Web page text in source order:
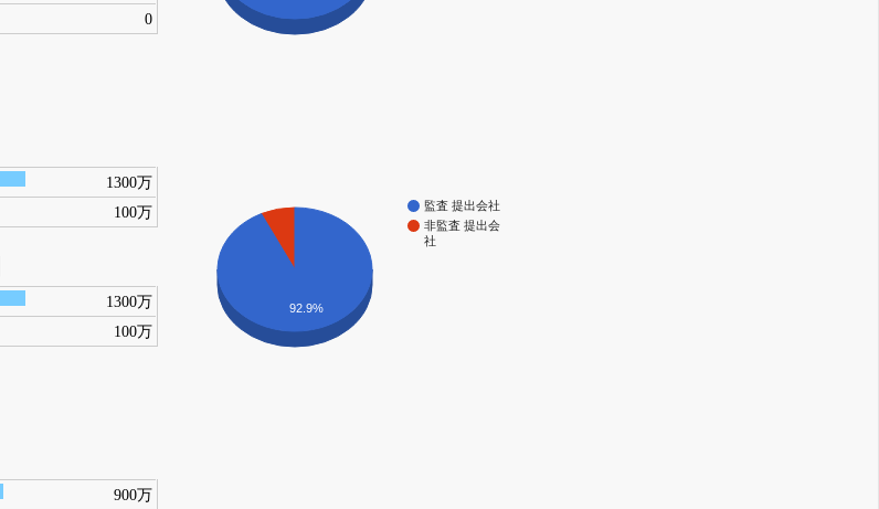
0
1300万
100万
1300万
100万
監査 提出会社
非監査 提出会
社
92.9%
900万